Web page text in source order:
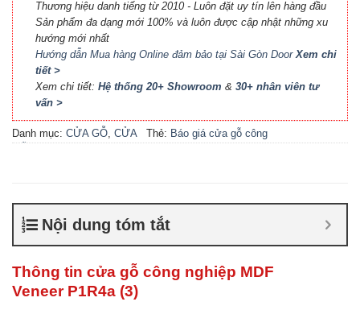
Thương hiệu danh tiếng từ 2010 - Luôn đặt uy tín lên hàng đầu
Sản phẩm đa dạng mới 100% và luôn được cập nhật những xu
hướng mới nhất
Hướng dẫn Mua hàng Online đảm bảo tại Sài Gòn DoorXem chi
tiết >
Xem chi tiết: Hệ thống 20+ Showroom & 30+ nhân viên tư
vấn >
Danh mục: CỬA GỖ, CỬA
Thẻ: Báo giá cửa gỗ công
Veneer
Veneer
là gì,Giá cửa gỗ công
Nội dung tóm tắt
Thông tin cửa gỗ công nghiệp MDF
Veneer P1R4a (3)